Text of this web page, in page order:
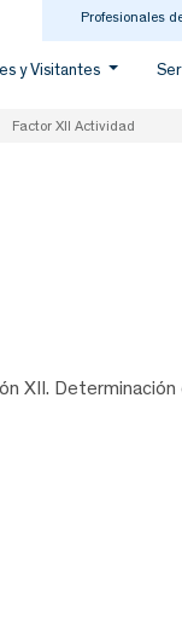
Profesionales
y Visitantes
Factor XII Actividad
XII.